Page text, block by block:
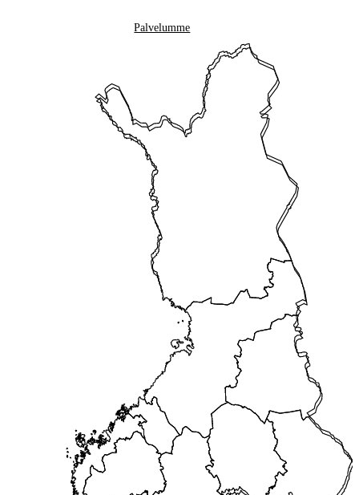
Palvelumme